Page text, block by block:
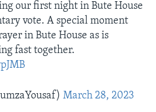
our first night in Bute House
vote. A special moment
in Bute House as is
fast together.
March 28, 2023